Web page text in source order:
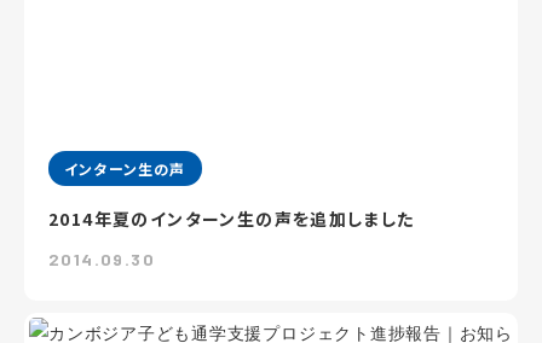
インターン生の声
2014年夏のインターン生の声を追加しました
2014.09.30